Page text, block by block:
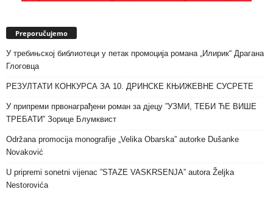
Preporučujemo
У требињској библиотеци у петак промоција романа „Илирик“ Драгана
Глоговца
РЕЗУЛТАТИ КОНКУРСА ЗА 10. ДРИНСКЕ КЊИЖЕВНЕ СУСРЕТЕ
У припреми првонаграђени роман за дјецу ”УЗМИ, ТЕБИ ЋЕ ВИШЕ
ТРЕБАТИ” Зорице Блумквист
Održana promocija monografije „Velika Obarska” autorke Dušanke
Novaković
U pripremi sonetni vijenac ”STAZE VASKRSENJA” autora Željka
Nestorovića